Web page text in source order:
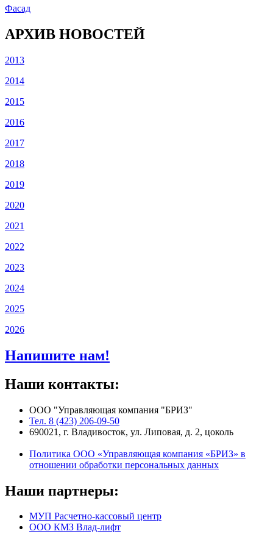
Фасад
АРХИВ НОВОСТЕЙ
2013
2014
2015
2016
2017
2018
2019
2020
2021
2022
2023
2024
2025
2026
Напишите нам!
Наши контакты:
ООО "Управляющая компания "БРИЗ"
Тел. 8 (423) 206-09-50
690021, г. Владивосток, ул. Липовая, д. 2, цоколь
Политика ООО «Управляющая компания «БРИЗ» в
отношении обработки персональных данных
Наши партнеры:
МУП Расчетно-кассовый центр
ООО КМЗ Влад-лифт